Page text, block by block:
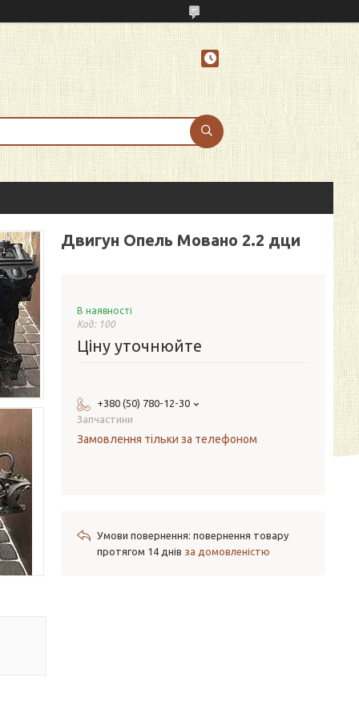
Двигун Опель Мовано 2.2 дци
В наявності
Код: 100
Ціну уточнюйте
+380 (50) 780-12-30
Запчастини
Замовлення тільки за телефоном
повернення товару
протягом 14 днів за домовленістю